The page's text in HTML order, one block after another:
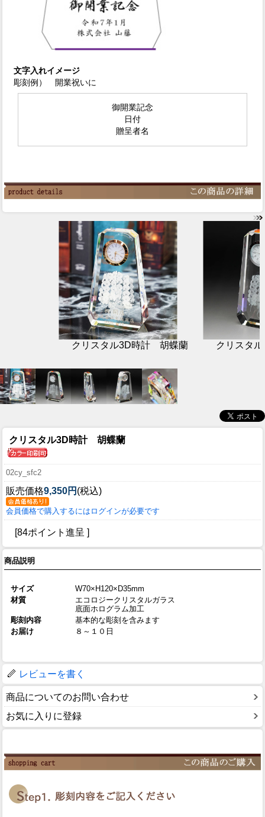
文字入れイメージ
彫刻例） 開業祝いに
御開業記念
日付
贈呈者名
クリスタル3D時計 胡蝶蘭 クリスタ
クリスタル3D時計 胡蝶蘭
02cy_sfc2
販売価格9,350円 (税込)
会員価格で購入するにはログインが必要です
[84ポイント進呈 ]
商品説明
サイズ
W70×H120×D35mm
材質
エコロジークリスタルガラス
底面ホログラム加工
彫刻内容
基本的な彫刻を含みます
お届け
８～１０日
レビューを書く
商品についてのお問い合わせ
お気に入りに登録